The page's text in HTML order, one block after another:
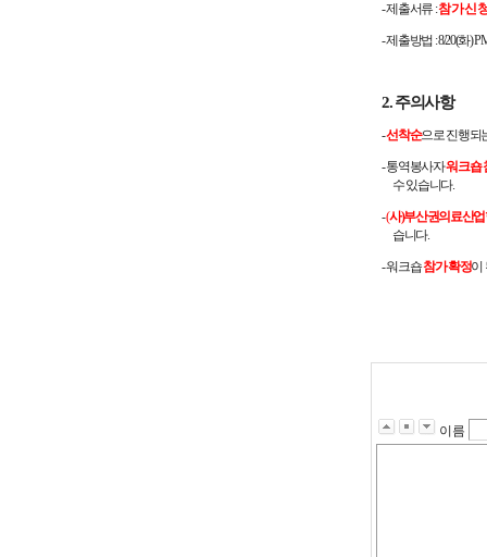
-제출서류 :참가신
-제출방법 : 8/20(화)
2.주의사항
-선착순으로 진행되
-통역봉사자워크숍
수 있습니다.
-(사)부산권의료산
습니다.
-워크숍참가 확정이
이름